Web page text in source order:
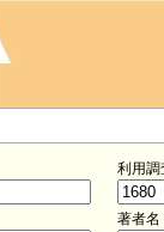
利用調
著者名